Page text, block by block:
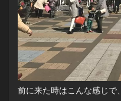
前に来た時はこんな感じで、